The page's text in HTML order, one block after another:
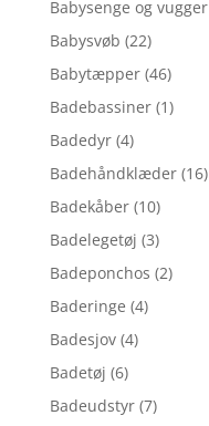
Babysenge og vugger
Babysvøb (22)
Babytæpper (46)
Badebassiner (1)
Badedyr (4)
Badehåndklæder (16)
Badekåber (10)
Badelegetøj (3)
Badeponchos (2)
Baderinge (4)
Badesjov (4)
Badetøj (6)
Badeudstyr (7)